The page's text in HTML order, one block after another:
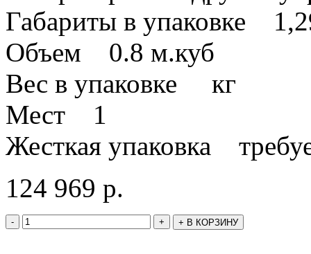
Габариты в упаковке
Объем 0.8 м.куб
Вес в упаковке кг
Мест 1
Жесткая упаковка
124 969 р.
- + + В КОРЗИНУ